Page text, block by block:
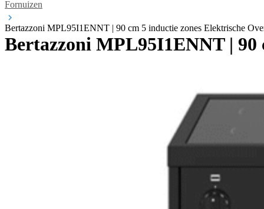
Fornuizen
Bertazzoni MPL95I1ENNT | 90 cm 5 inductie zones Elektrische
Bertazzoni MPL95I1ENNT |